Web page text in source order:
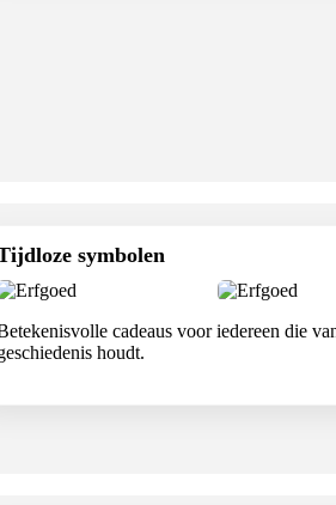
symbolen
cadeaus voor iedereen die
houdt.